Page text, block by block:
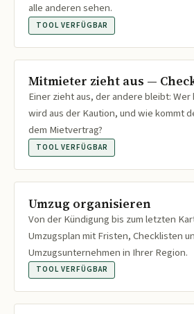
alle anderen sehen.
TOOL VERFÜGBAR
Mitmieter zieht aus —
Einer zieht aus, der andere bleibt:
wird aus der Kaution, und wie kommt
dem Mietvertrag?
TOOL VERFÜGBAR
Umzug organisieren
Von der Kündigung bis zum letzten
Umzugsplan mit Fristen, Checklisten
Umzugsunternehmen in Ihrer Region.
TOOL VERFÜGBAR